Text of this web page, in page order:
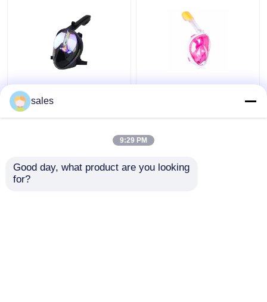
Silicone lunettes de
plein visage de 180
degrés avec la plongée
La prise d'air de
plongée à l'air de PC de
Freediving liquide
sales
9:29 PM
Good day, what product are you looking
for?